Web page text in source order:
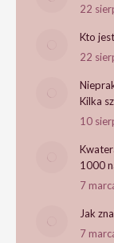
22
Kto
22
Kilka
10
1000
7
Jak
7